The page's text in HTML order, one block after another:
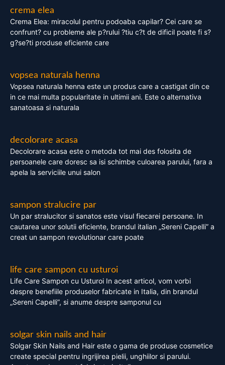
crema elea
Crema Elea: miracolul pentru podoaba capilar? Cei care se
confrunt? cu probleme ale p?rului ?tiu c?t de dificil poate fi s?
g?se?ti produse eficiente care
vopsea naturala henna
Vopsea naturala henna este un produs care a castigat din ce
in ce mai multa popularitate in ultimii ani. Este o alternativa
sanatoasa si naturala
decolorare acasa
Decolorare acasa este o metoda tot mai des folosita de
persoanele care doresc sa isi schimbe culoarea parului, fara a
apela la serviciile unui salon
sampon stralucire par
Un par stralucitor si sanatos este visul fiecarei persoane. In
cautarea unor solutii eficiente, brandul italian „Sereni Capelli” a
creat un sampon revolutionar care poate
life care sampon cu usturoi
Life Care Sampon cu Usturoi In acest articol, vom vorbi
despre benefiile produselor fabricate in Italia, din brandul
„Sereni Capelli”, si anume despre samponul cu
solgar skin nails and hair
Solgar Skin Nails and Hair este o gama de produse cosmetice
create special pentru ingrijirea pielii, unghiilor si parului.